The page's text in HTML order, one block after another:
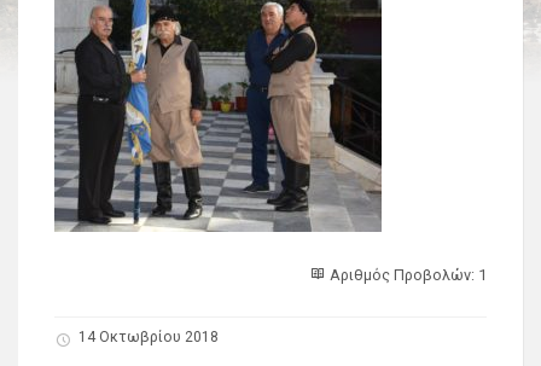
Αριθμός Προβολών: 1
14 Οκτωβρίου 2018